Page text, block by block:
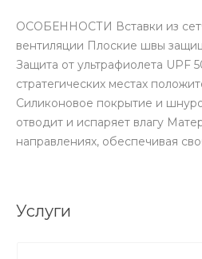
ОСОБЕННОСТИ Вставки из
вентиляции Плоские швы
Защита от ультрафиолета UPF
стратегических местах
Силиконовое покрытие и
отводит и испаряет влагу
направлениях, обеспечивая
Услуги